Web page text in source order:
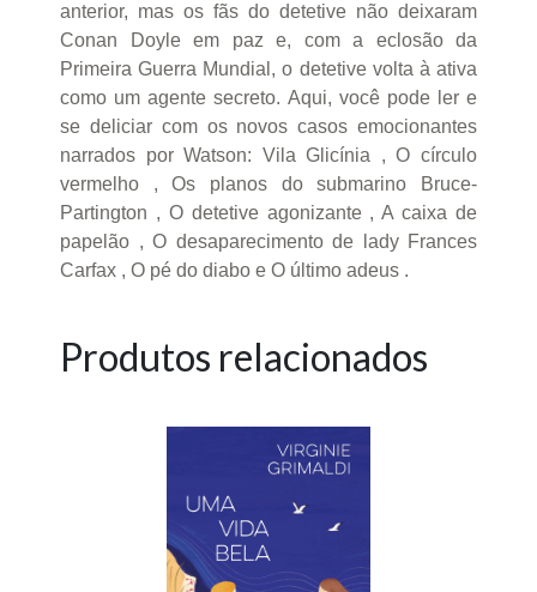
anterior, mas os fãs do detetive não deixaram
Conan Doyle em paz e, com a eclosão da
Primeira Guerra Mundial, o detetive volta à ativa
como um agente secreto. Aqui, você pode ler e
se deliciar com os novos casos emocionantes
narrados por Watson: Vila Glicínia , O círculo
vermelho , Os planos do submarino Bruce-
Partington , O detetive agonizante , A caixa de
papelão , O desaparecimento de lady Frances
Carfax , O pé do diabo e O último adeus .
Produtos relacionados